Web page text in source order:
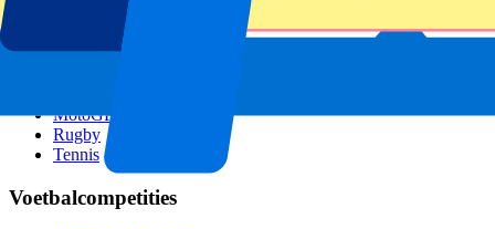
MotoGP
Rugby
Tennis
Voetbalcompetities